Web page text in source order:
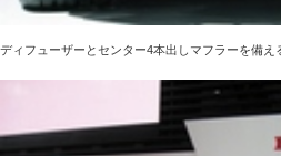
ディフューザーとセンター4本出しマフラーを備え